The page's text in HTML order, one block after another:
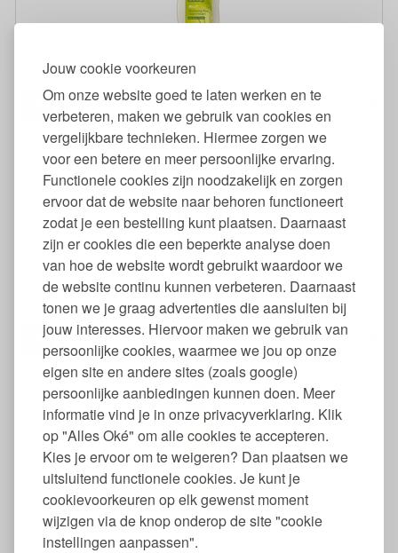
Jouw cookie voorkeuren
Om onze website goed te laten werken en te
verbeteren, maken we gebruik van cookies en
vergelijkbare technieken. Hiermee zorgen we
voor een betere en meer persoonlijke ervaring.
Functionele cookies zijn noodzakelijk en zorgen
ervoor dat de website naar behoren functioneert
zodat je een bestelling kunt plaatsen. Daarnaast
zijn er cookies die een beperkte analyse doen
van hoe de website wordt gebruikt waardoor we
de website continu kunnen verbeteren. Daarnaast
tonen we je graag advertenties die aansluiten bij
jouw interesses. Hiervoor maken we gebruik van
persoonlijke cookies, waarmee we jou op onze
eigen site en andere sites (zoals google)
persoonlijke aanbiedingen kunnen doen. Meer
informatie vind je in onze privacyverklaring. Klik
op "Alles Oké" om alle cookies te accepteren.
Kies je ervoor om te weigeren? Dan plaatsen we
uitsluitend functionele cookies. Je kunt je
cookievoorkeuren op elk gewenst moment
wijzigen via de knop onderop de site "cookie
instellingen aanpassen".
Ratanhia Mondwater
99
Regenererende Bodylotion Duindoorn 250 ml